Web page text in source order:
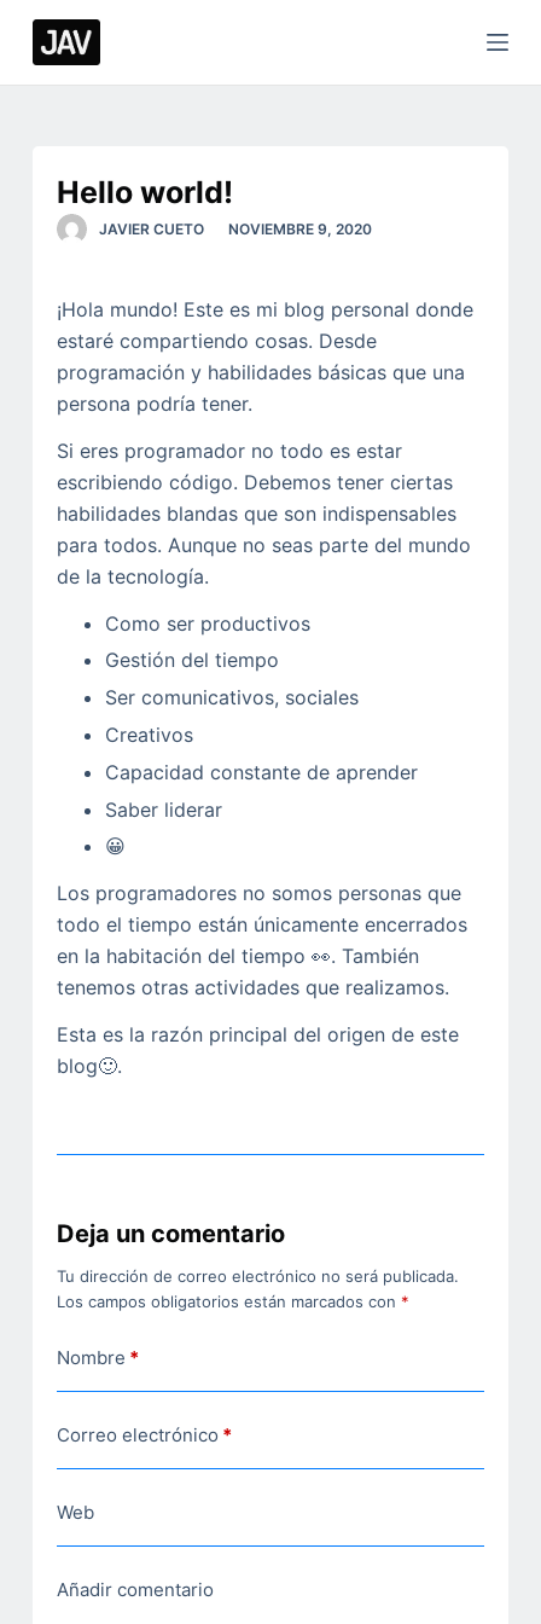
S
a
l
Hello world!
JAVIER CUETO NOVIEMBRE 9, 2020
¡Hola mundo! Este es mi blog personal donde
estaré compartiendo cosas. Desde
programación y habilidades básicas que una
persona podría tener.
Si eres programador no todo es estar
escribiendo código. Debemos tener ciertas
habilidades blandas que son indispensables
para todos. Aunque no seas parte del mundo
de la tecnología.
Como ser productivos
Gestión del tiempo
Ser comunicativos, sociales
Creativos
Capacidad constante de aprender
Saber liderar
😀
Los programadores no somos personas que
todo el tiempo están únicamente encerrados
en la habitación del tiempo 👀. También
tenemos otras actividades que realizamos.
Esta es la razón principal del origen de este
blog🙂.
Deja un comentario
Tu dirección de correo electrónico no será publicada.
Los campos obligatorios están marcados con *
Nombre *
Correo electrónico *
Web
Añadir comentario